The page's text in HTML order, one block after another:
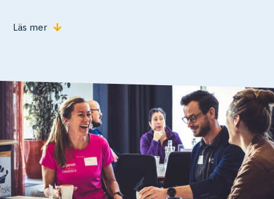
Läs mer